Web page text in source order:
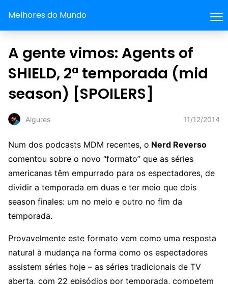
Melhores do Mundo
A gente vimos: Agents of
SHIELD, 2ª temporada (mid
season) [SPOILERS]
Algures 11/12/2014
Num dos podcasts MDM recentes, o Nerd Reverso
comentou sobre o novo “formato” que as séries
americanas têm empurrado para os espectadores, de
dividir a temporada em duas e ter meio que dois
season finales: um no meio e outro no fim da
temporada.
Provavelmente este formato vem como uma resposta
natural à mudança na forma como os espectadores
assistem séries hoje – as séries tradicionais de TV
aberta, com 22 episódios por temporada, competem